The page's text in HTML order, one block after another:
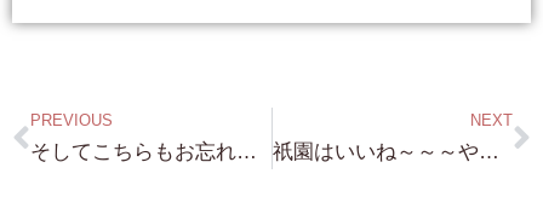
PREVIOUS
そしてこちらもお忘れなく！京都 平安神宮鳥居前 更地（企業様向け）約230坪 15億円 これも場所が場所だけに（笑）
NEXT
祇園はいいね～～～やはり たった今！売り物件出ました。 祇園町南側 古民家（お茶屋さん） 詳細は お問合せ下さい！